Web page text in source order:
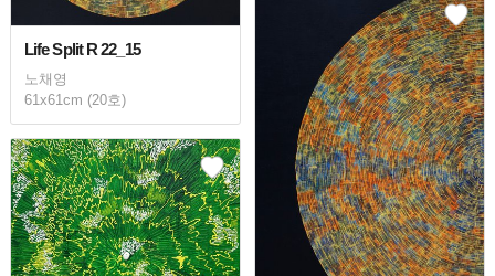
Life Split R 22_15
노채영
61x61cm (20호)